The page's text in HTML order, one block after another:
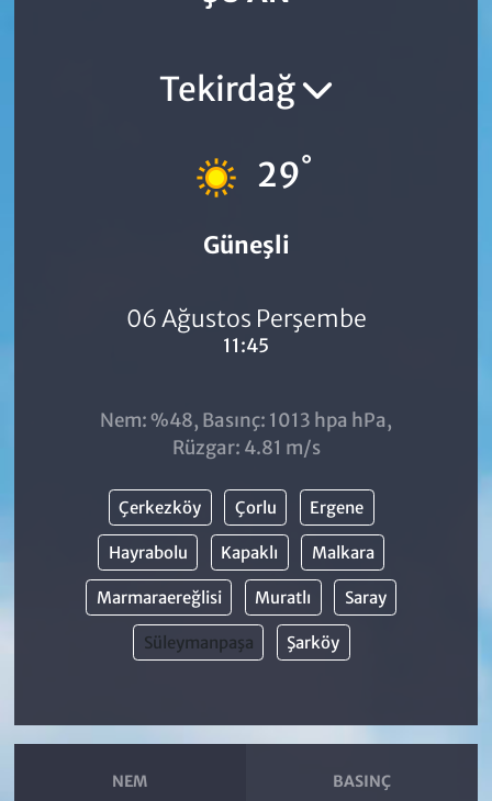
Tekirdağ
29°
Güneşli
06 Ağustos Perşembe
11:45
Nem: %48, Basınç: 1013 hpa hPa,
Rüzgar: 4.81 m/s
Çerkezköy Çorlu Ergene
Hayrabolu Kapaklı Malkara
Marmaraereğlisi Muratlı Saray
Süleymanpaşa Şarköy
NEM BASINÇ